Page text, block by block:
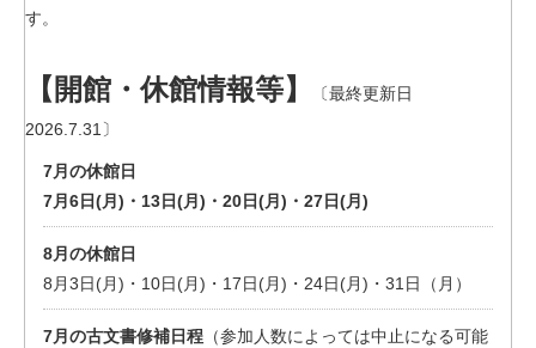
す。
【開館・休館情報等】
〔最終更新日
2026.7.31〕
7月の休館日
7月6日(月)・13日(月)・20日(月)・27日(月)
8月の休館日
8月3日(月)・10日(月)・17日(月)・24日(月)・31日（月）
7月の古文書修補日程 （参加人数によっては中止になる可能